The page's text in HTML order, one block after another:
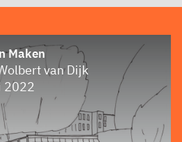
Maken
van Dijk
2022